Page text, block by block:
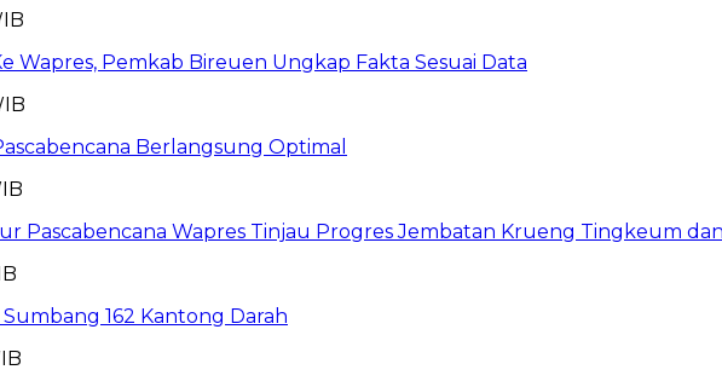
Wapres, Pemkab Bireuen Ungkap Fakta Sesuai Data
Berlangsung Optimal
Pascabencana Wapres Tinjau Progres Jembatan Krueng Tingkeum
162 Kantong Darah